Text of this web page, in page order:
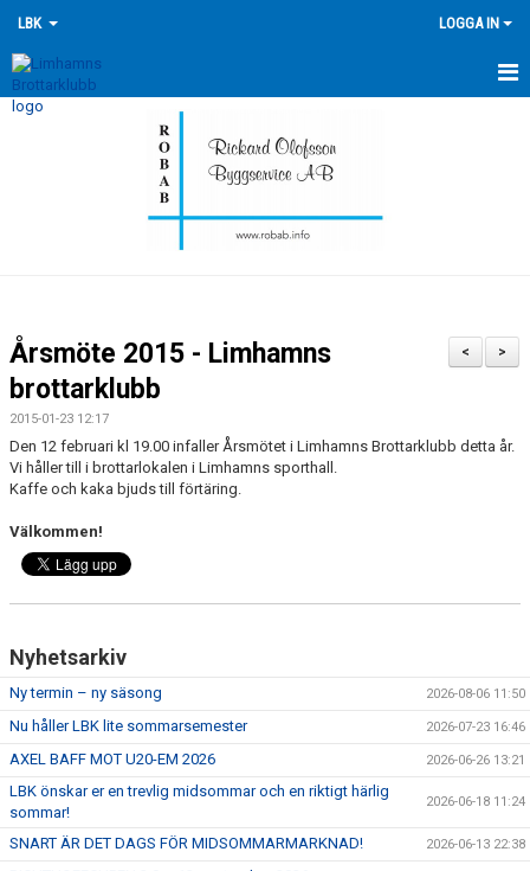
LBK LOGGA IN
HEM
TRÄNINGSKALENDER
TÄVLINGSKALENDERN
HISTORIK
TRÄNINGSAVGIFTER
VACCINERAD MOT DOPING
SNK-TÄVLING PÅ LIMHAMN
SKÅNESERIEN
>
<
Årsmöte 2015 - Limhamns
brottarklubb
2015-01-23 12:17
Den 12 februari kl 19.00 infaller Årsmötet i Limhamns Brottarklubb detta år.
Vi håller till i brottarlokalen i Limhamns sporthall.
Kaffe och kaka bjuds till förtäring.
Välkommen!
Nyhetsarkiv
Ny termin – ny säsong 2026-08-06 11:50
Nu håller LBK lite sommarsemester 2026-07-23 16:46
AXEL BAFF MOT U20-EM 2026 2026-06-26 13:21
LBK önskar er en trevlig midsommar och en riktigt härlig
sommar!
2026-06-18 11:24
SNART ÄR DET DAGS FÖR MIDSOMMARMARKNAD! 2026-06-13 22:38